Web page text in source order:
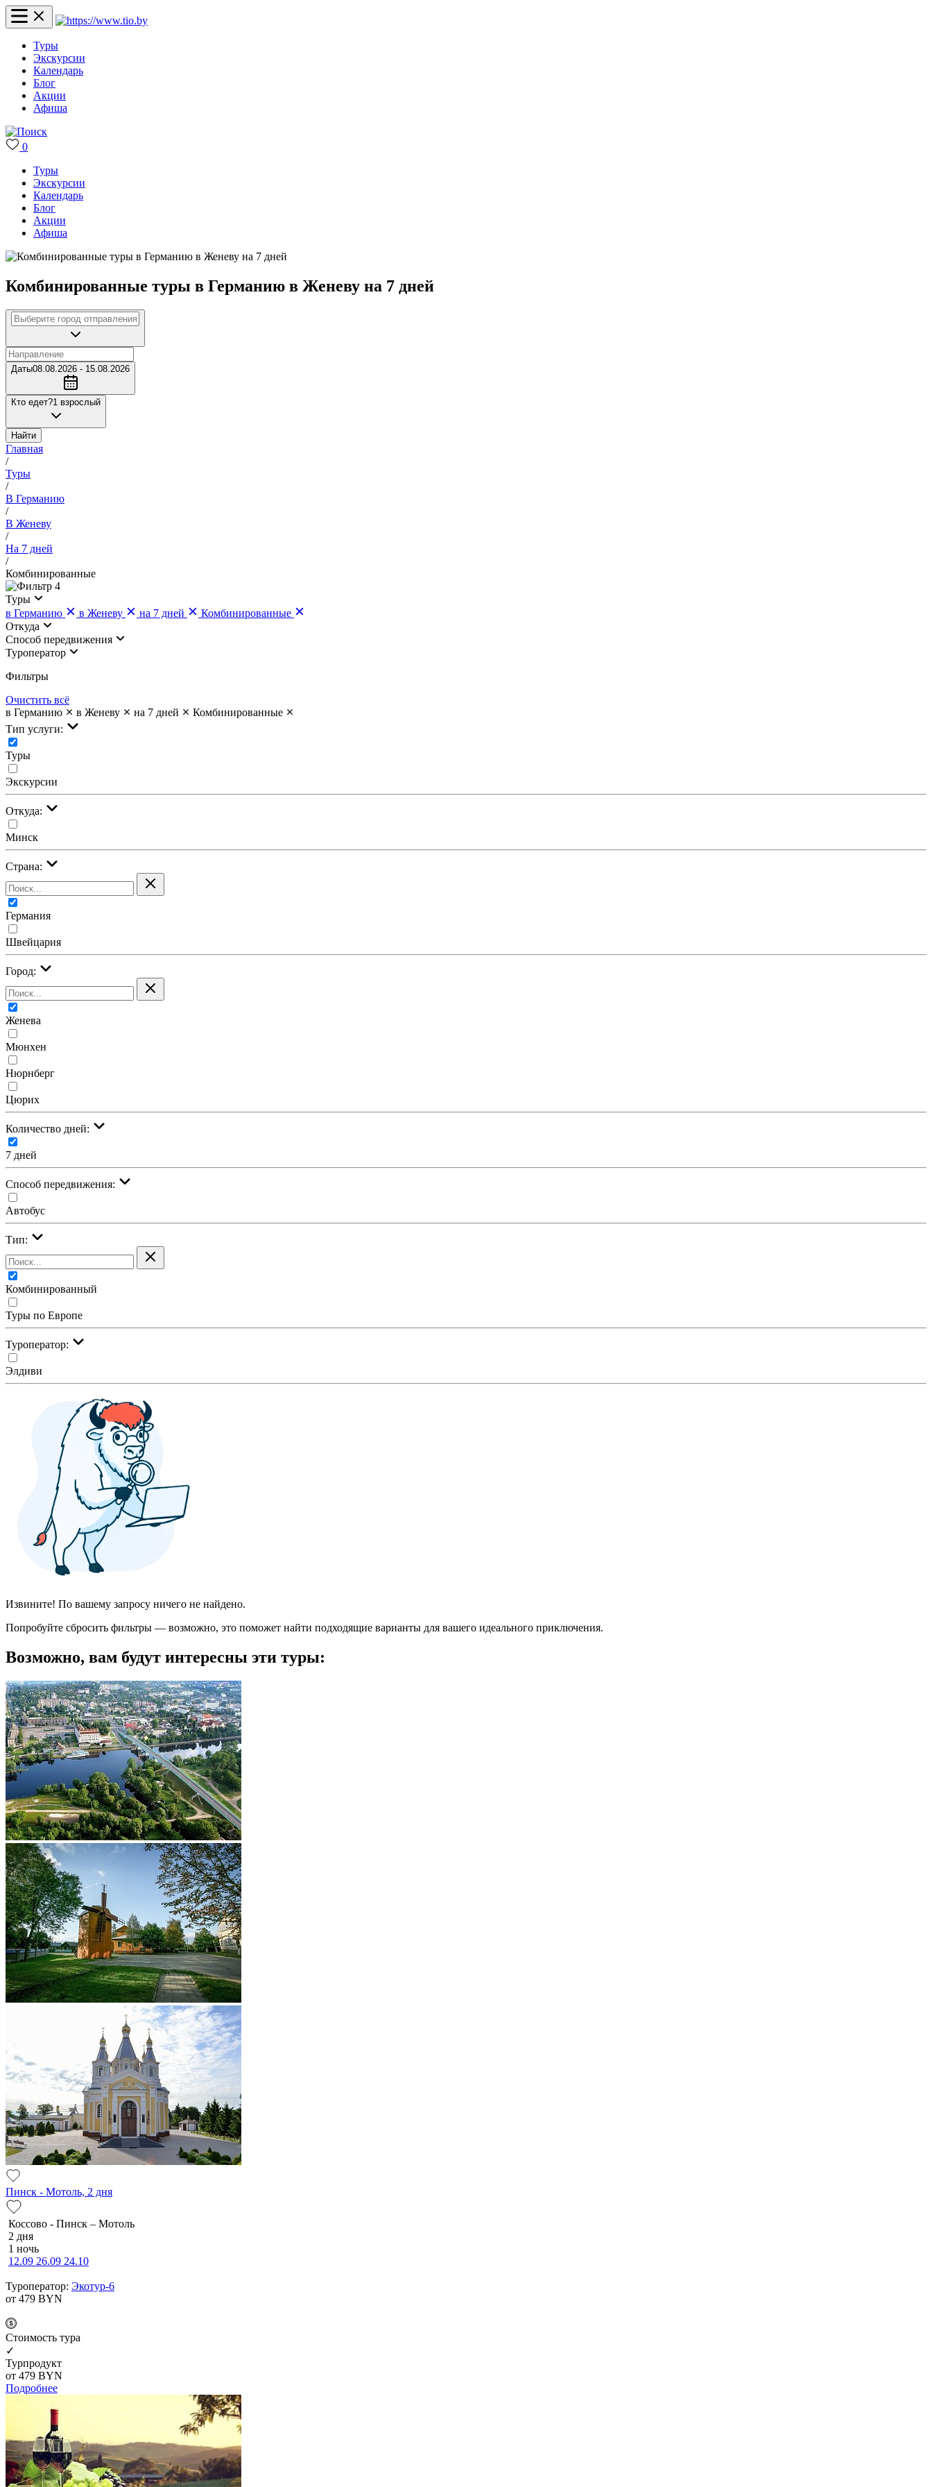
Туры
Экскурсии
Календарь
Блог
Акции
Афиша
0
Туры
Экскурсии
Календарь
Блог
Акции
Афиша
Комбинированные туры в Германию в Женеву на 7 дней
Даты08.08.2026 - 15.08.2026
Кто едет?1 взрослый
Найти
Главная
/
Туры
/
В Германию
/
В Женеву
/
На 7 дней
/
Комбинированные
4
Туры
в Германию
в Женеву на 7 дней
Комбинированные
Откуда
Cпособ передвижения
Туроператор
Фильтры
Очистить всё
в Германию
в Женеву на 7 дней
Комбинированные
Тип услуги:
Туры
Экскурсии
Откуда:
Минск
Страна:
Германия
Швейцария
Город:
Женева
Мюнхен
Нюрнберг
Цюрих
Количество дней:
7 дней
Cпособ передвижения:
Автобус
Тип:
Комбинированный
Туры по Европе
Туроператор:
Элдиви
Извините! По вашему запросу ничего не найдено.
Попробуйте сбросить фильтры — возможно, это поможет найти подходящие варианты для вашего идеального приключения.
Возможно, вам будут интересны эти туры:
Пинск - Мотоль, 2 дня
Коссово - Пинск – Мотоль
2 дня
1 ночь
12.09 26.09 24.10
Туроператор: Экотур-6
от 479 BYN
Cтоимость тура
✓
Турпродукт
от 479 BYN
Подробнее